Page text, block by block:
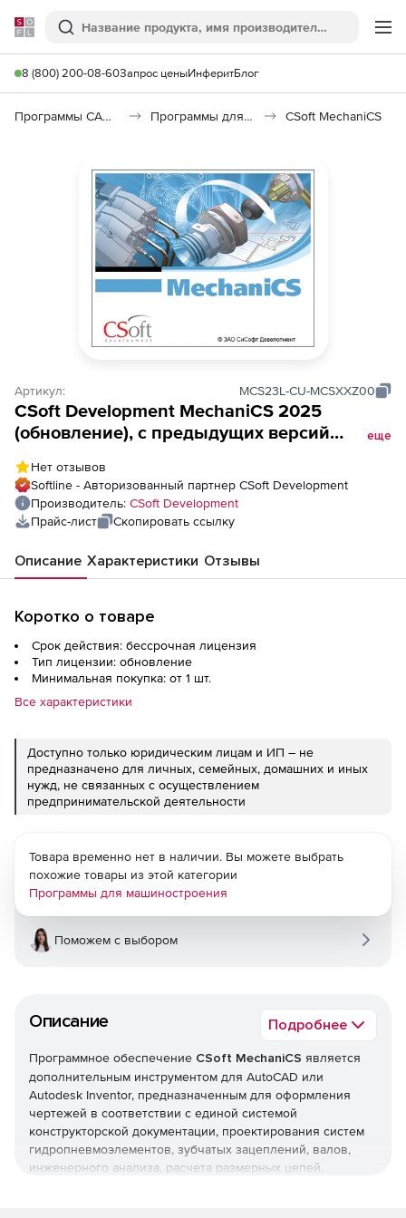
Softline
Поиск
8 (800) 200-08-60Запрос ценыИнферитБлог
Программы САПР и ГИС Программы для машиностроения CSoft MechaniCS
Артикул: MCS23L-CU-MCSXXZ00
CSoft Development MechaniCS 2025
(обновление), с предыдущих версий
еще
Нет отзывов
Softline - Авторизованный партнер CSoft Development
Производитель: CSoft Development
Прайс-лист
Скопировать ссылку
Описание Характеристики Отзывы
Коротко о товаре
Срок действия: бессрочная лицензия
Тип лицензии: обновление
Минимальная покупка: от 1 шт.
Все характеристики
Доступно только юридическим лицам и ИП – не
предназначено для личных, семейных, домашних и иных
нужд, не связанных с осуществлением
предпринимательской деятельности
Описание Подробнее
Программное обеспечение CSoft MechaniCS является
дополнительным инструментом для AutoCAD или
Autodesk Inventor, предназначенным для оформления
чертежей в соответствии с единой системой
конструкторской документации, проектирования систем
гидропневмоэлементов, зубчатых зацеплений, валов,
инженерного анализа, расчета размерных цепей,
Товара временно нет в наличии. Вы можете выбрать
похожие товары из этой категории
Программы для машиностроения
Поможем с выбором